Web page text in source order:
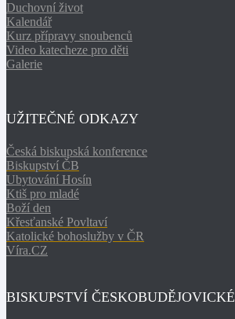
Duchovní život
Kalendář
Kurz přípravy snoubenců
Video katecheze pro děti
Galerie
UŽITEČNÉ ODKAZY
Česká biskupská konference
Biskupství ČB
Ubytování Hosín
Ktiš pro mladé
Boží den
Křesťanské Povltaví
Katolické bohoslužby v ČR
Víra.CZ
BISKUPSTVÍ ČESKOBUDĚJOVICKÉ